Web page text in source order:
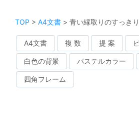
TOP > A4文書 > 青い縁取りのすっき
A4文書 複 数 提 案
白色の背景 パステルカラー
四角フレーム